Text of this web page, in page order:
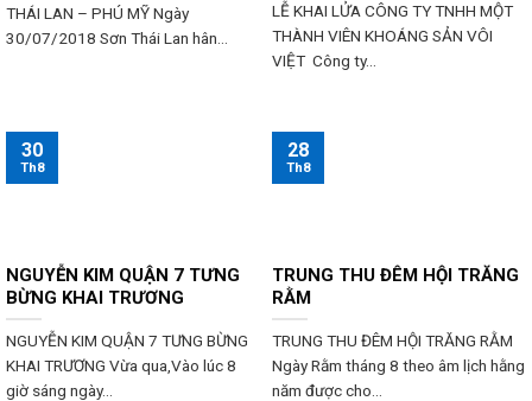
THÁI LAN – PHÚ MỸ Ngày
30/07/2018 Sơn Thái Lan hân...
LỄ KHAI LỬA CÔNG TY TNHH MỘT
THÀNH VIÊN KHOÁNG SẢN VÔI
VIỆT Công ty...
NGUYỄN KIM QUẬN 7 TƯNG
BỪNG KHAI TRƯƠNG
NGUYỄN KIM QUẬN 7 TƯNG BỪNG
KHAI TRƯƠNG Vừa qua,Vào lúc 8
giờ sáng ngày...
30
Th8
TRUNG THU ĐÊM HỘI TRĂNG
RẰM
TRUNG THU ĐÊM HỘI TRĂNG RẰM
Ngày Rằm tháng 8 theo âm lịch hằng
năm được cho...
28
Th8